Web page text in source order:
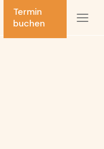
Termin
buchen